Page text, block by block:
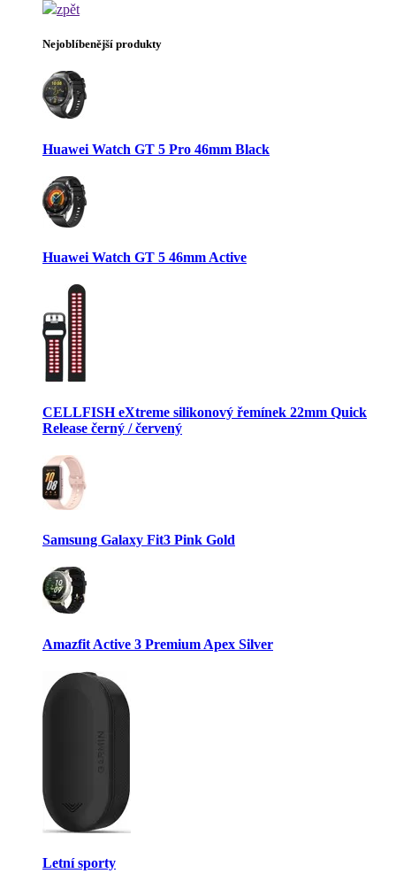
zpět
Nejoblíbenější produkty
Huawei Watch GT 5 Pro 46mm Black
Huawei Watch GT 5 46mm Active
CELLFISH eXtreme silikonový řemínek 22mm Quick
Release černý / červený
Samsung Galaxy Fit3 Pink Gold
Amazfit Active 3 Premium Apex Silver
Letní sporty